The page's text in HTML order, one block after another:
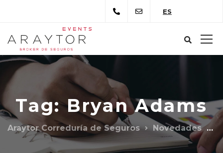
ES
Tag: Bryan Adams
Araytor Correduría de Seguros Novedades